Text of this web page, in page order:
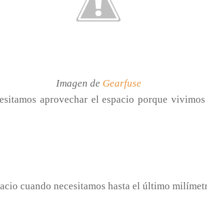
Imagen de Gearfuse
aprovechar el espacio porque
cuando necesitamos hasta el último